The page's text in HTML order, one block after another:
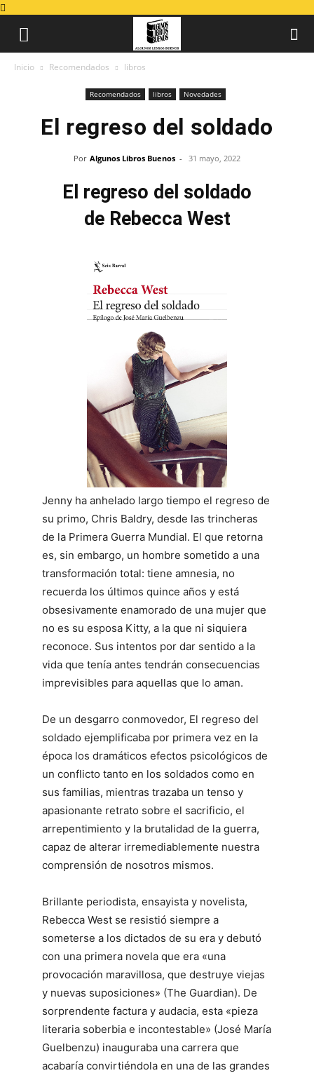
Inicio Recomendados libros
Recomendados libros Novedades
El regreso del soldado
Por Algunos Libros Buenos - 31 mayo, 2022
El regreso del soldado
de Rebecca West
Jenny ha anhelado largo tiempo el regreso de
su primo, Chris Baldry, desde las trincheras
de la Primera Guerra Mundial. El que retorna
es, sin embargo, un hombre sometido a una
transformación total: tiene amnesia, no
recuerda los últimos quince años y está
obsesivamente enamorado de una mujer que
no es su esposa Kitty, a la que ni siquiera
reconoce. Sus intentos por dar sentido a la
vida que tenía antes tendrán consecuencias
imprevisibles para aquellas que lo aman.
De un desgarro conmovedor, El regreso del
soldado ejemplificaba por primera vez en la
época los dramáticos efectos psicológicos de
un conflicto tanto en los soldados como en
sus familias, mientras trazaba un tenso y
apasionante retrato sobre el sacrificio, el
arrepentimiento y la brutalidad de la guerra,
capaz de alterar irremediablemente nuestra
comprensión de nosotros mismos.
Brillante periodista, ensayista y novelista,
Rebecca West se resistió siempre a
someterse a los dictados de su era y debutó
con una primera novela que era «una
provocación maravillosa, que destruye viejas
y nuevas suposiciones» (The Guardian). De
sorprendente factura y audacia, esta «pieza
literaria soberbia e incontestable» (José María
Guelbenzu) inauguraba una carrera que
acabaría convirtiéndola en una de las grandes